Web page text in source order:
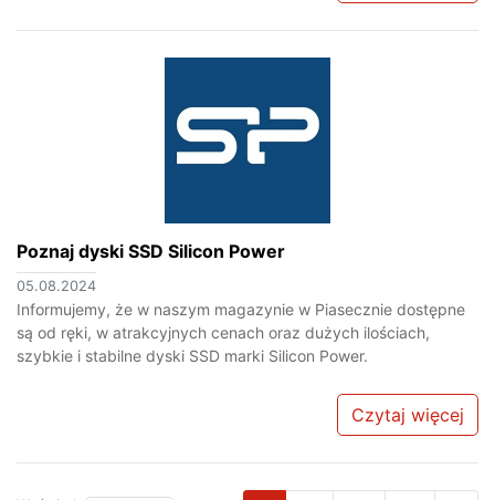
Poznaj dyski SSD Silicon Power
05.08.2024
Informujemy, że w naszym magazynie w Piasecznie dostępne
są od ręki, w atrakcyjnych cenach oraz dużych ilościach,
szybkie i stabilne dyski SSD marki Silicon Power.
Czytaj więcej